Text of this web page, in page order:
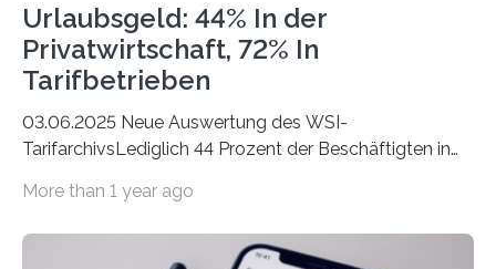
Urlaubsgeld: 44% In der
Privatwirtschaft, 72% In
Tarifbetrieben
03.06.2025 Neue Auswertung des WSI-
TarifarchivsLediglich 44 Prozent der Beschäftigten in
tarifgebundenen Betrieben ist der Anteil mit 72 Prozent
Unterkünfte fast überall deutlich teurer geworden. Für
More than 1 year ago